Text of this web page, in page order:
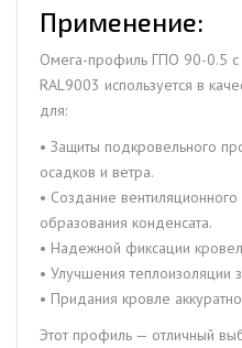
Применение:
Омега-профиль ГПО 90-0.5 с
RAL9003 используется в
для:
• Защиты подкровельного
осадков и ветра.
• Создание
образования конденсата.
• Надежной фиксации
• Улучшения теплоизоляции
• Придания кровле
Этот профиль — отличный